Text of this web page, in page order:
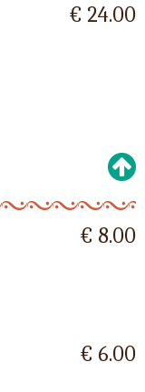
€ 24.00
€ 8.00
€ 6.00